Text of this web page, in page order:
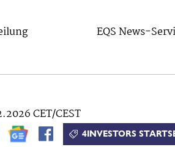
EQS News-
CET/CEST
4INVESTORS